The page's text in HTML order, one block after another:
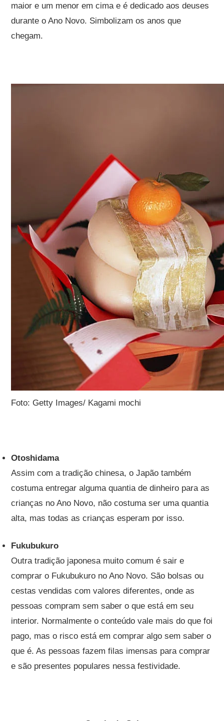
maior e um menor em cima e é dedicado aos deuses
durante o Ano Novo. Simbolizam os anos que
chegam.
Foto: Getty Images/ Kagami mochi
Otoshidama
Assim com a tradição chinesa, o Japão também
costuma entregar alguma quantia de dinheiro para as
crianças no Ano Novo, não costuma ser uma quantia
alta, mas todas as crianças esperam por isso.
Fukubukuro
Outra tradição japonesa muito comum é sair e
comprar o Fukubukuro no Ano Novo. São bolsas ou
cestas vendidas com valores diferentes, onde as
pessoas compram sem saber o que está em seu
interior. Normalmente o conteúdo vale mais do que foi
pago, mas o risco está em comprar algo sem saber o
que é. As pessoas fazem filas imensas para comprar
e são presentes populares nessa festividade.